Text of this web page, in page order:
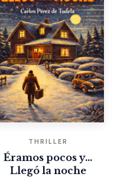
THRILLER
Éramos pocos y…
Llegó la noche